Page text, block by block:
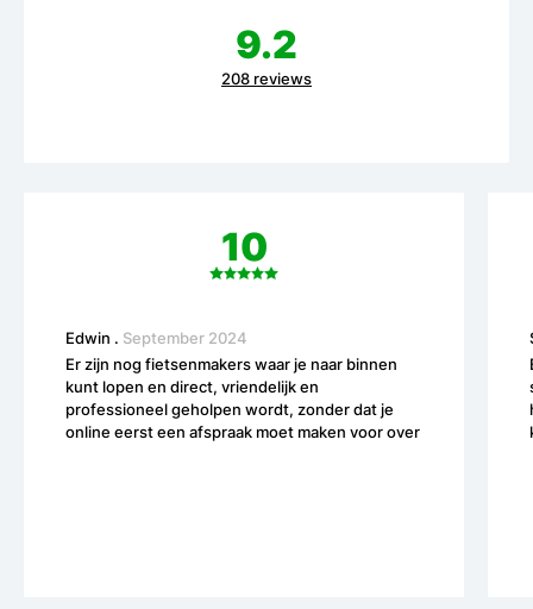
9.2
208 reviews
10
Edwin . September 2024
Er zijn nog fietsenmakers waar je naar binnen
kunt lopen en direct, vriendelijk en
professioneel geholpen wordt, zonder dat je
online eerst een afspraak moet maken voor over